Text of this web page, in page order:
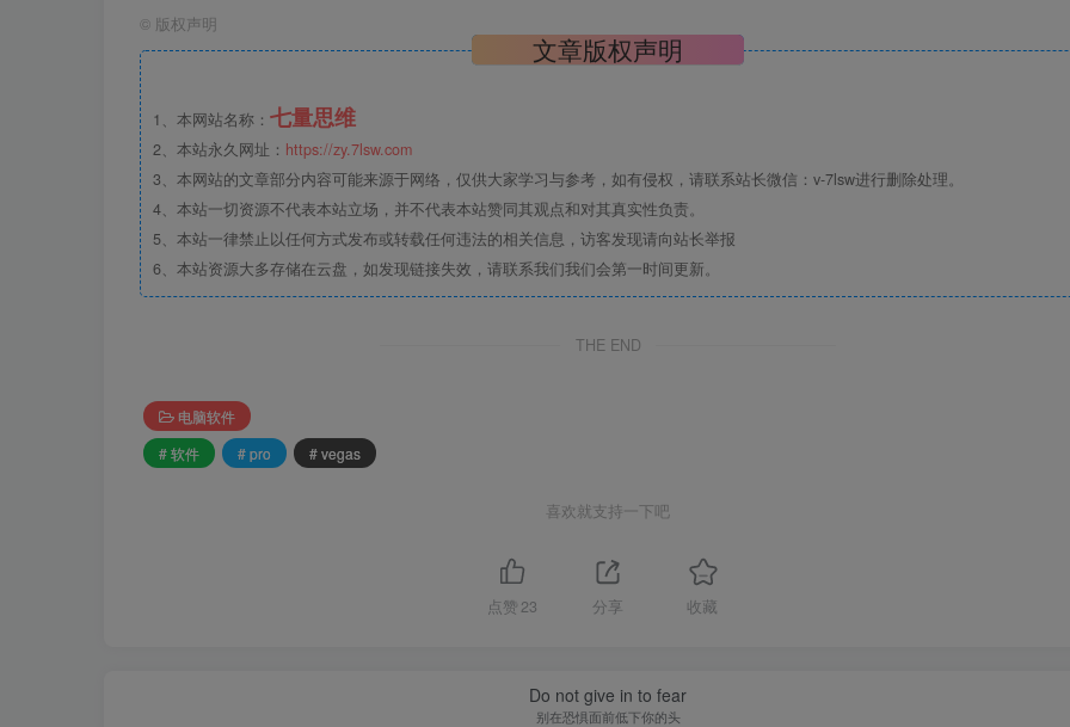
© 版权声明
文章版权声明
1、本网站名称： 七量思维
2、本站永久网址： https://zy.7lsw.com
3、本网站的文章部分内容可能来源于网络，仅供大家学习与参考，如有侵权，请联系站长微信：v-7lsw进行删除处理。
4、本站一切资源不代表本站立场，并不代表本站赞同其观点和对其真实性负责。
5、本站一律禁止以任何方式发布或转载任何违法的相关信息，访客发现请向站长举报
6、本站资源大多存储在云盘，如发现链接失效，请联系我们我们会第一时间更新。
THE END
电脑软件
# 软件
# pro # vegas
喜欢就支持一下吧
点赞 23 分享 收藏
Do not give in to fear
别在恐惧面前低下你的头